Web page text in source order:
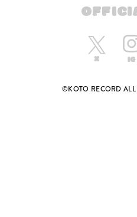
©KOTO RECORD ALL